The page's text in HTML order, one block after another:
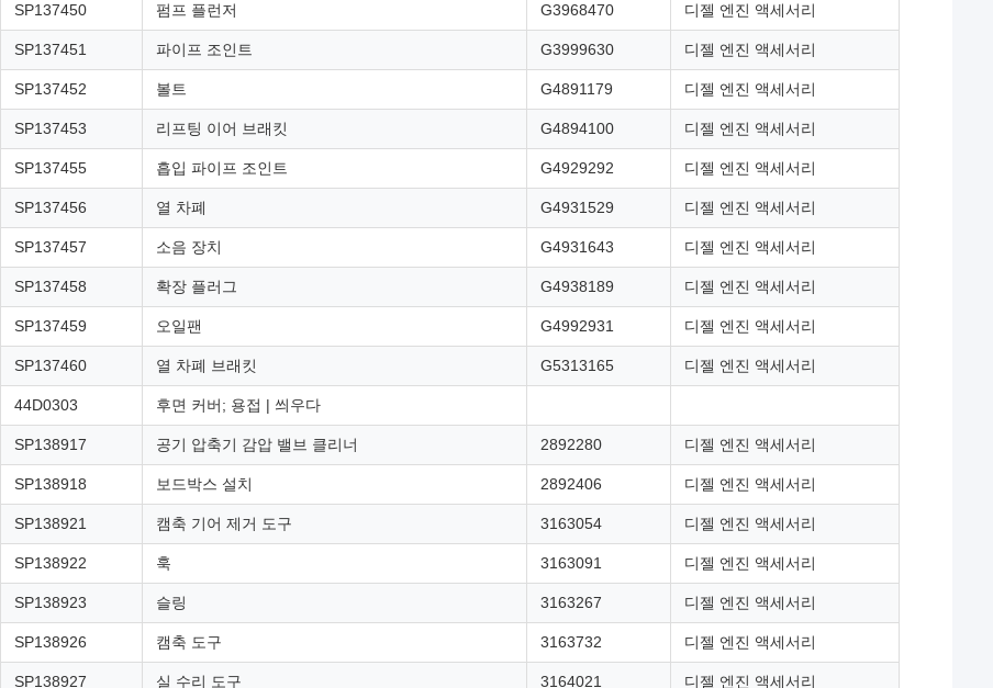
SP137450 펌프 플런저 G3968470 디젤 엔진 액세서리
SP137451 파이프 조인트 G3999630 디젤 엔진 액세서리
SP137452 볼트 G4891179 디젤 엔진 액세서리
SP137453 리프팅 이어 브래킷 G4894100 디젤 엔진 액세서리
SP137455 흡입 파이프 조인트 G4929292 디젤 엔진 액세서리
SP137456 열 차폐 G4931529 디젤 엔진 액세서리
SP137457 소음 장치 G4931643 디젤 엔진 액세서리
SP137458 확장 플러그 G4938189 디젤 엔진 액세서리
SP137459 오일팬 G4992931 디젤 엔진 액세서리
SP137460 열 차폐 브래킷 G5313165 디젤 엔진 액세서리
44D0303 후면 커버; 용접 | 씌우다
SP138917 공기 압축기 감압 밸브 클리너 2892280 디젤 엔진 액세서리
SP138918 보드박스 설치 2892406 디젤 엔진 액세서리
SP138921 캠축 기어 제거 도구 3163054 디젤 엔진 액세서리
SP138922 훅 3163091 디젤 엔진 액세서리
SP138923 슬링 3163267 디젤 엔진 액세서리
SP138926 캠축 도구 3163732 디젤 엔진 액세서리
SP138927 실 수리 도구 3164021 디젤 엔진 액세서리